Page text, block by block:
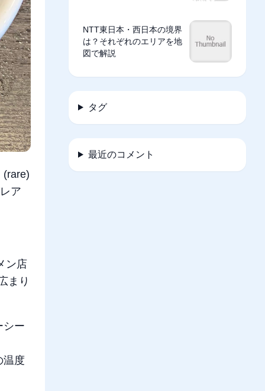
(rare)
ア
ン店
まり
シー
温度
NTT東日本・西日本の境界
は？それぞれのエリアを地
図で解説
タグ
最近のコメント